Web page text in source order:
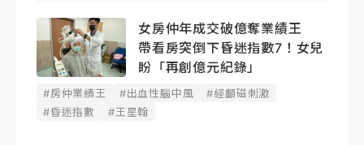
女房仲年成交破億奪業績王
帶看房突倒下昏迷指數7！女兒
盼「再創億元紀錄」
#房仲業績王 #出血性腦中風
#經顱磁刺激
#昏迷指數
#王星翰